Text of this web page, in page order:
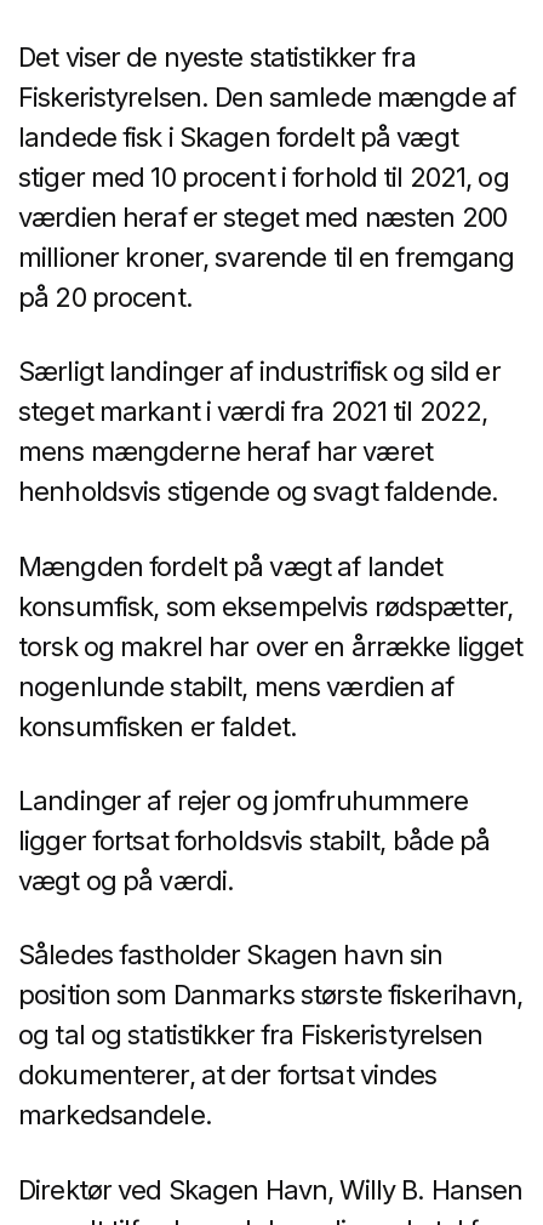
Det viser de nyeste statistikker fra
Fiskeristyrelsen. Den samlede mængde af
landede fisk i Skagen fordelt på vægt
stiger med 10 procent i forhold til 2021, og
værdien heraf er steget med næsten 200
millioner kroner, svarende til en fremgang
på 20 procent.
Særligt landinger af industrifisk og sild er
steget markant i værdi fra 2021 til 2022,
mens mængderne heraf har været
henholdsvis stigende og svagt faldende.
Mængden fordelt på vægt af landet
konsumfisk, som eksempelvis rødspætter,
torsk og makrel har over en årrække ligget
nogenlunde stabilt, mens værdien af
konsumfisken er faldet.
Landinger af rejer og jomfruhummere
ligger fortsat forholdsvis stabilt, både på
vægt og på værdi.
Således fastholder Skagen havn sin
position som Danmarks største fiskerihavn,
og tal og statistikker fra Fiskeristyrelsen
dokumenterer, at der fortsat vindes
markedsandele.
Direktør ved Skagen Havn, Willy B. Hansen